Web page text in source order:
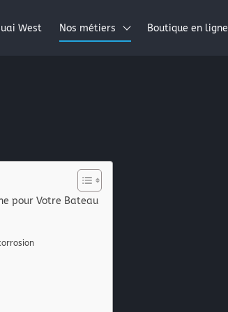
pour Votre Bateau
West Nos métiers
Périphérique de vide
Boutique en ligne